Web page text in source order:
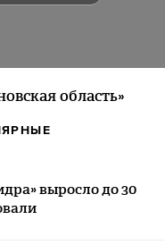
область»
выросло до 30